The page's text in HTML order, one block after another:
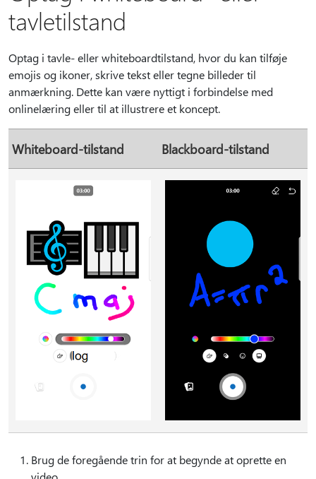
tavletilstand
Optag i tavle- eller whiteboardtilstand, hvor du kan tilføje
emojis og ikoner, skrive tekst eller tegne billeder til
anmærkning. Dette kan være nyttigt i forbindelse med
onlinelæring eller til at illustrere et koncept.
Whiteboard-tilstand Blackboard-tilstand
Brug de foregående trin for at begynde at oprette en